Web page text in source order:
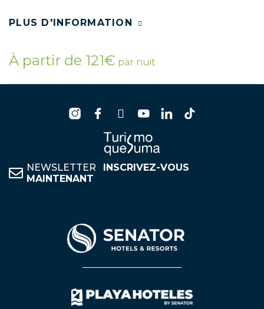
PLUS D'INFORMATION
À partir de 121€ par nuit
NEWSLETTER
INSCRIVEZ-VOUS
MAINTENANT